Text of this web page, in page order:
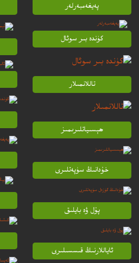
پەيغەمبەرلەر
كۈندە بىر سوئال
تاللانمىلار
ھېسىياتلىرىمىز
خۇدانىڭ سۈپەتلىرى
پۇل ۋە بايلىق
ئاياللارنىڭ قىسسىلىرى